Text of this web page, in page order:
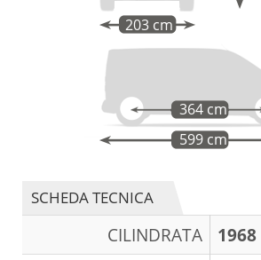
203 cm
599 cm
364 cm
SCHEDA TECNICA
CILINDRATA 1968